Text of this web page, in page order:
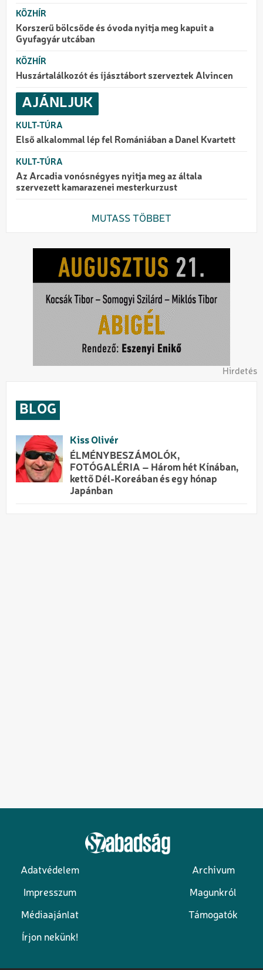
KÖZHÍR
Korszerű bölcsőde és óvoda nyitja meg kapuit a
Gyufagyár utcában
KÖZHÍR
Huszártalálkozót és íjásztábort szerveztek Alvincen
AJÁNLJUK
KULT-TÚRA
Első alkalommal lép fel Romániában a Danel Kvartett
KULT-TÚRA
Az Arcadia vonósnégyes nyitja meg az általa
szervezett kamarazenei mesterkurzust
MUTASS TÖBBET
Hirdetés
BLOG
Kiss Olivér
ÉLMÉNYBESZÁMOLÓK,
FOTÓGALÉRIA – Három hét Kínában,
kettő Dél-Koreában és egy hónap
Japánban
Lábléc
Adatvédelem Archívum
Impresszum Magunkról
Médiaajánlat Támogatók
Írjon nekünk!